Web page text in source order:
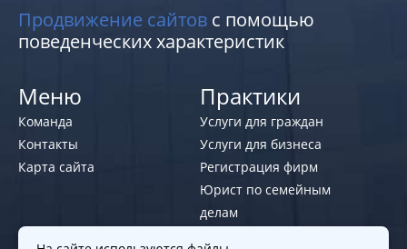
Продвижение сайтов с помощью
поведенческих характеристик
Меню
Команда
Контакты
Карта сайта
Практики
Услуги для граждан
Услуги для бизнеса
Регистрация фирм
Юрист по семейным
делам